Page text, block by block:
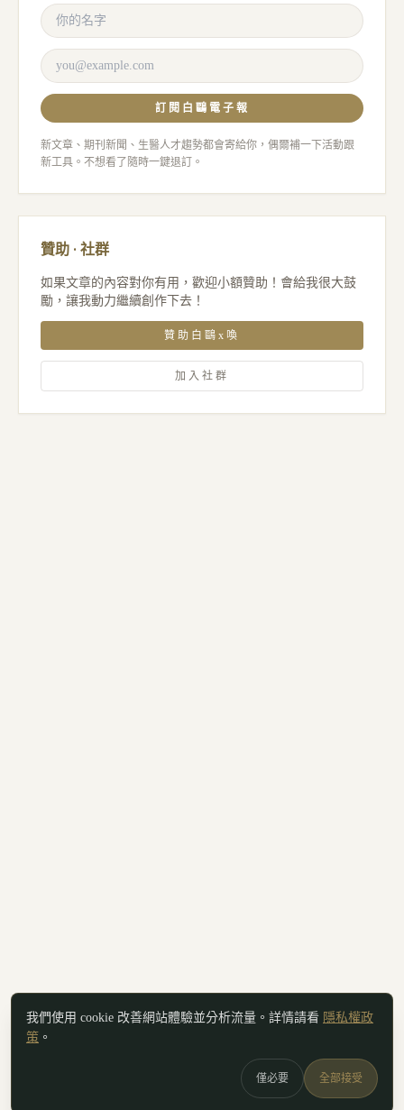
訂閱白鷗電子報
新文章、期刊新聞、生醫人才趨勢都會寄給你，偶爾補一下活動跟
新工具。不想看了隨時一鍵退訂。
贊助 · 社群
如果文章的內容對你有用，歡迎小額贊助！會給我很大鼓
勵，讓我動力繼續創作下去！
贊助白鷗x喚
加入社群
我們使用 cookie 改善網站體驗並分析流量。詳情請看 隱私權政
策 。
僅必要 全部接受